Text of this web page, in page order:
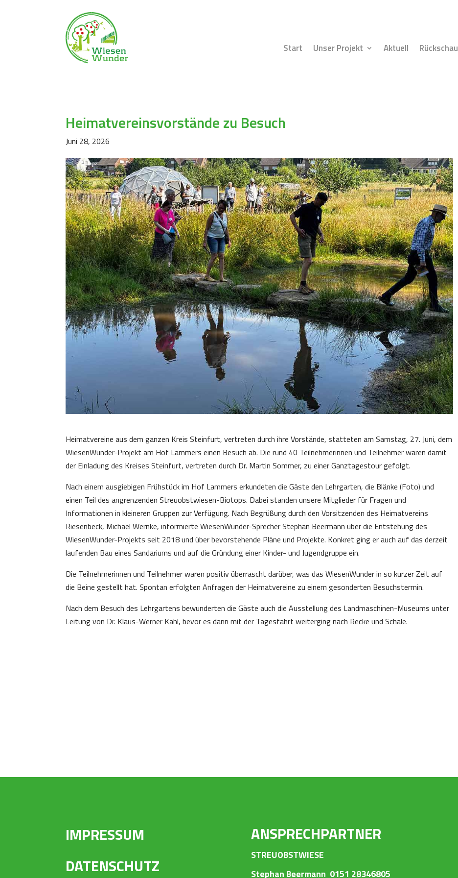
Start Unser Projekt Aktuell Rückschau
Heimatvereinsvorstände zu Besuch
Juni 28, 2026
Heimatvereine aus dem ganzen Kreis Steinfurt, vertreten durch ihre Vorstände, statteten am Samstag, 27. Juni, dem
WiesenWunder-Projekt am Hof Lammers einen Besuch ab. Die rund 40 Teilnehmerinnen und Teilnehmer waren damit
der Einladung des Kreises Steinfurt, vertreten durch Dr. Martin Sommer, zu einer Ganztagestour gefolgt.
Nach einem ausgiebigen Frühstück im Hof Lammers erkundeten die Gäste den Lehrgarten, die Blänke (Foto) und
einen Teil des angrenzenden Streuobstwiesen-Biotops. Dabei standen unsere Mitglieder für Fragen und
Informationen in kleineren Gruppen zur Verfügung. Nach Begrüßung durch den Vorsitzenden des Heimatvereins
Riesenbeck, Michael Wernke, informierte WiesenWunder-Sprecher Stephan Beermann über die Entstehung des
WiesenWunder-Projekts seit 2018 und über bevorstehende Pläne und Projekte. Konkret ging er auch auf das derzeit
laufenden Bau eines Sandariums und auf die Gründung einer Kinder- und Jugendgruppe ein.
Die Teilnehmerinnen und Teilnehmer waren positiv überrascht darüber, was das WiesenWunder in so kurzer Zeit auf
die Beine gestellt hat. Spontan erfolgten Anfragen der Heimatvereine zu einem gesonderten Besuchstermin.
Nach dem Besuch des Lehrgartens bewunderten die Gäste auch die Ausstellung des Landmaschinen-Museums unter
Leitung von Dr. Klaus-Werner Kahl, bevor es dann mit der Tagesfahrt weiterging nach Recke und Schale.
IMPRESSUM
DATENSCHUTZ
ANSPRECHPARTNER
STREUOBSTWIESE
Stephan Beermann 0151 28346805